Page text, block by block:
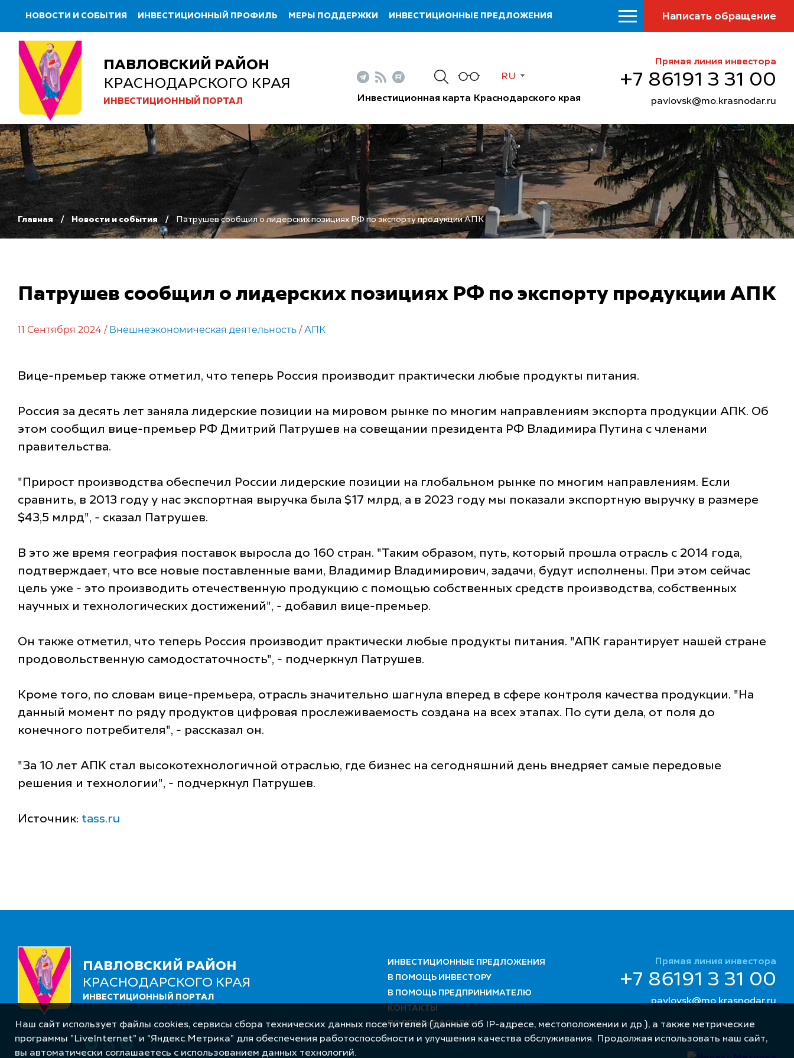
НОВОСТИ И СОБЫТИЯ ИНВЕСТИЦИОННЫЙ ПРОФИЛЬ МЕРЫ ПОДДЕРЖКИ ИНВЕСТИЦИОННЫЕ ПРЕДЛОЖЕНИЯ Написать обращение
ПАВЛОВСКИЙ РАЙОН
КРАСНОДАРСКОГО КРАЯ
ИНВЕСТИЦИОННЫЙ ПОРТАЛ
RU
Инвестиционная карта Краснодарского края
Прямая линия инвестора
+7 86191 3 31 00
pavlovsk@mo.krasnodar.ru
Главная Новости и события Патрушев сообщил о лидерских позициях РФ по экспорту продукции АПК
Патрушев сообщил о лидерских позициях РФ по экспорту продукции АПК
11 Сентября 2024 / Внешнеэкономическая деятельность /АПК
Вице-премьер также отметил, что теперь Россия производит практически любые продукты питания.
Россия за десять лет заняла лидерские позиции на мировом рынке по многим направлениям экспорта продукции АПК. Об
этом сообщил вице-премьер РФ Дмитрий Патрушев на совещании президента РФ Владимира Путина с членами
правительства.
"Прирост производства обеспечил России лидерские позиции на глобальном рынке по многим направлениям. Если
сравнить, в 2013 году у нас экспортная выручка была $17 млрд, а в 2023 году мы показали экспортную выручку в размере
$43,5 млрд", - сказал Патрушев.
В это же время география поставок выросла до 160 стран. "Таким образом, путь, который прошла отрасль с 2014 года,
подтверждает, что все новые поставленные вами, Владимир Владимирович, задачи, будут исполнены. При этом сейчас
цель уже - это производить отечественную продукцию с помощью собственных средств производства, собственных
научных и технологических достижений", - добавил вице-премьер.
Он также отметил, что теперь Россия производит практически любые продукты питания. "АПК гарантирует нашей стране
продовольственную самодостаточность", - подчеркнул Патрушев.
Кроме того, по словам вице-премьера, отрасль значительно шагнула вперед в сфере контроля качества продукции. "На
данный момент по ряду продуктов цифровая прослеживаемость создана на всех этапах. По сути дела, от поля до
конечного потребителя", - рассказал он.
"За 10 лет АПК стал высокотехнологичной отраслью, где бизнес на сегодняшний день внедряет самые передовые
решения и технологии", - подчеркнул Патрушев.
Источник: tass.ru
ПАВЛОВСКИЙ РАЙОН
КРАСНОДАРСКОГО КРАЯ
ИНВЕСТИЦИОННЫЙ ПОРТАЛ
Следуйте за нами
ИНВЕСТИЦИОННЫЕ ПРЕДЛОЖЕНИЯ
В ПОМОЩЬ ИНВЕСТОРУ
В ПОМОЩЬ ПРЕДПРИНИМАТЕЛЮ
КОНТАКТЫ
ПОЛЕЗНЫЕ ССЫЛКИ
Прямая линия инвестора
+7 86191 3 31 00
pavlovsk@mo.krasnodar.ru
Наш сайт использует файлы cookies, сервисы сбора технических данных посетителей (данные об IP-адресе, местоположении и др.), а также метрические
программы "LiveInternet" и "Яндекс.Метрика" для обеспечения работоспособности и улучшения качества обслуживания. Продолжая использовать наш сайт,
вы автоматически соглашаетесь с использованием данных технологий.